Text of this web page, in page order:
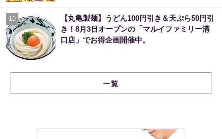
10
【丸亀製麺】うどん100円引き＆天ぷら50円引
き！8月3日オープンの「マルイファミリー溝
口店」でお得企画開催中。
一覧